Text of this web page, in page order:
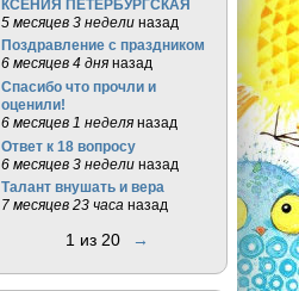
КСЕНИЯ ПЕТЕРБУРГСКАЯ
5 месяцев 3 неделиназад
Поздравление с праздником
6 месяцев 4 дняназад
Спасибо что прочли и
оценили!
6 месяцев 1 неделяназад
Ответ к 18 вопросу
6 месяцев 3 неделиназад
Талант внушать и вера
7 месяцев 23 часа назад
1 из 20 →